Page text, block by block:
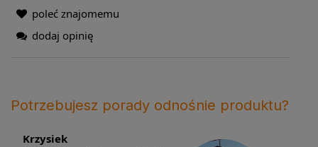
poleć znajomemu
dodaj opinię
Potrzebujesz porady odnośnie produktu?
Krzysiek